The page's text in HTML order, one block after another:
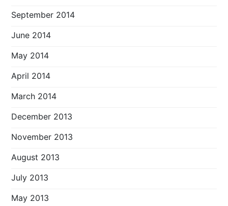
September 2014
June 2014
May 2014
April 2014
March 2014
December 2013
November 2013
August 2013
July 2013
May 2013